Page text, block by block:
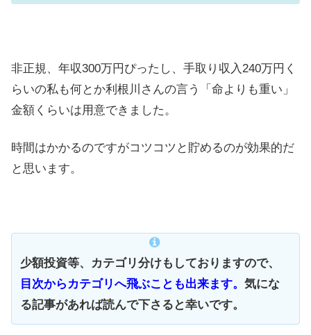
非正規、年収300万円ぴったし、手取り収入240万円く
らいの私も何とか利根川さんの言う「命よりも重い」
金額くらいは用意できました。
時間はかかるのですがコツコツと貯めるのが効果的だ
と思います。
少額投資等、カテゴリ分けもしておりますので、
目次からカテゴリへ飛ぶことも出来ます。 気にな
る記事があれば読んで下さると幸いです。